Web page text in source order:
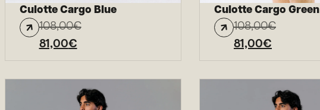
Culotte Cargo Blue
108,00€
81,00€
Culotte Cargo Green
108,00€
81,00€